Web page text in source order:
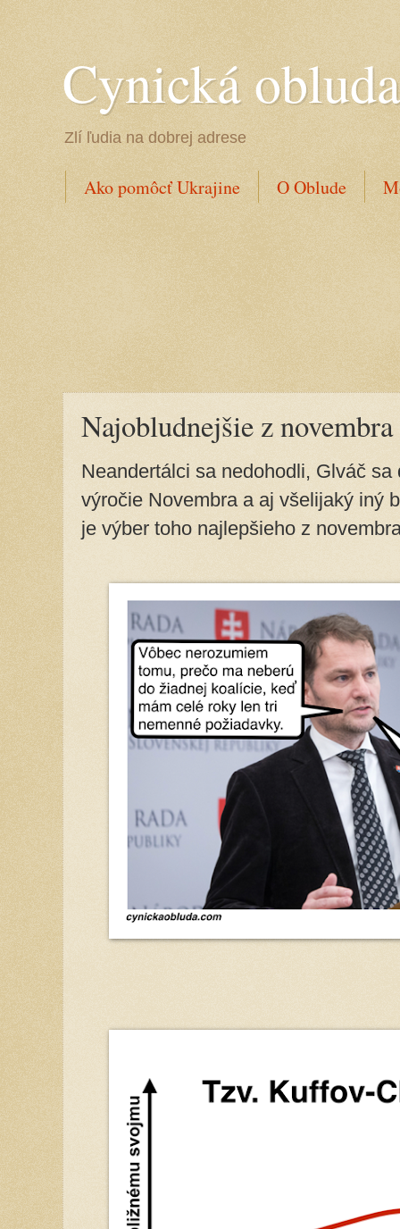
Cynická obluda
Zlí ľudia na dobrej adrese
Ako pomôcť Ukrajine O Oblude
Najobludnejšie z
Neandertálci sa nedohodli, Glváč
výročie Novembra a aj všelijaký iný
je výber toho najlepšieho z